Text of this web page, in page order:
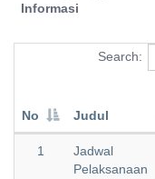
Informasi
Search:
No Judul
1
Jadwal
Pelaksanaan